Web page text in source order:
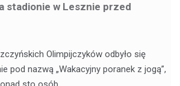
stadionie w Lesznie przed
Olimpijczyków odbyło się
pod nazwą „Wakacyjny poranek z jogą”,